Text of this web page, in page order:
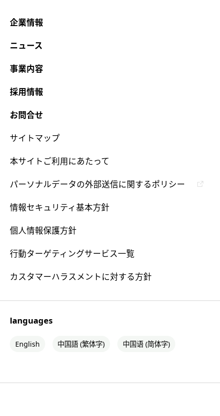
企業情報
ニュース
事業内容
採用情報
お問合せ
サイトマップ
本サイトご利用にあたって
パーソナルデータの外部送信に関するポリシー
情報セキュリティ基本方針
個人情報保護方針
行動ターゲティングサービス一覧
カスタマーハラスメントに対する方針
languages
English 中国語 (繁体字) 中国语 (简体字)